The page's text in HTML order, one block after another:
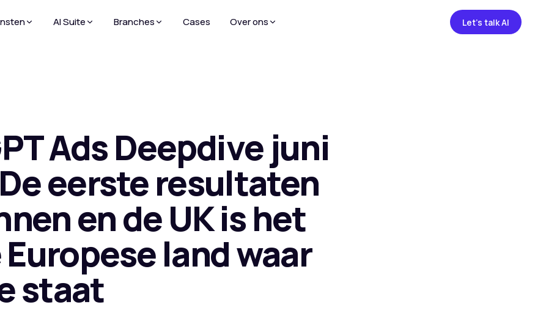
AI Suite Branches Cases Over ons Let's talk AI
Ads Deepdive juni
eerste resultaten
en de UK is het
land waar
staat